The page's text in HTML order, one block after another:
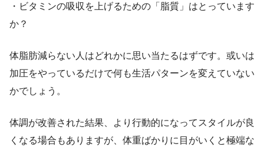
・ビタミンの吸収を上げるための「脂質」はとっています
か？
体脂肪減らない人はどれかに思い当たるはずです。或いは
加圧をやっているだけで何も生活パターンを変えていない
かでしょう。
体調が改善された結果、より行動的になってスタイルが良
くなる場合もありますが、体重ばかりに目がいくと極端な